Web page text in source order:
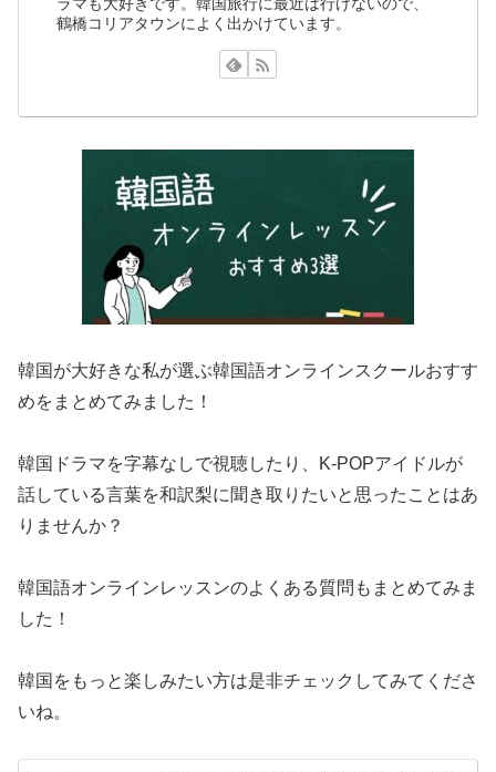
鶴橋コリアタウンによく出かけています。
韓国が大好きな私が選ぶ韓国語オンラインスクールおすす
めをまとめてみました！
韓国ドラマを字幕なしで視聴したり、K-POPアイドルが
話している言葉を和訳梨に聞き取りたいと思ったことはあ
りませんか？
韓国語オンラインレッスンのよくある質問もまとめてみま
した！
韓国をもっと楽しみたい方は是非チェックしてみてくださ
いね。